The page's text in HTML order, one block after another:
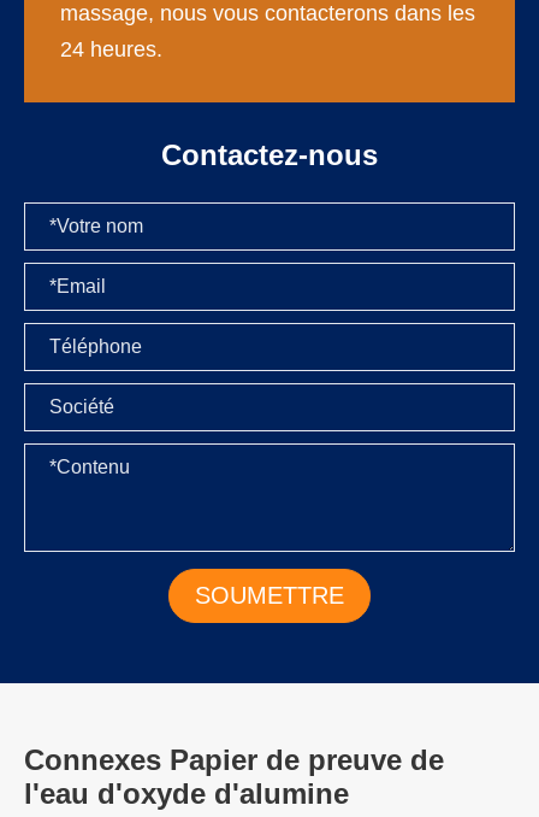
massage, nous vous contacterons dans les
24 heures.
Contactez-nous
Connexes Papier de preuve de
l'eau d'oxyde d'alumine